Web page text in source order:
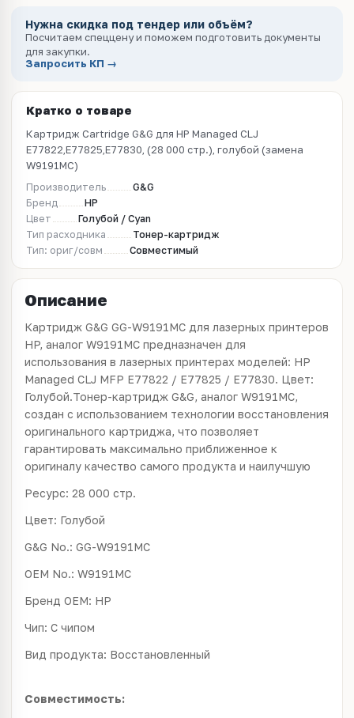
Нужна скидка под тендер или объём?
Посчитаем спеццену и поможем подготовить документы
для закупки.
Запросить КП →
Кратко о товаре
Картридж Cartridge G&G для HP Managed CLJ
E77822,E77825,E77830, (28 000 стр.), голубой (замена
W9191MC)
Производитель
G&G
Бренд
HP
Цвет
Голубой / Cyan
Тип расходника
Тонер-картридж
Тип: ориг/совм
Совместимый
Описание
Картридж G&G GG-W9191MC для лазерных принтеров
HP, аналог W9191MC предназначен для
использования в лазерных принтерах моделей: HP
Managed CLJ MFP E77822 / E77825 / E77830. Цвет:
Голубой.Тонер-картридж G&G, аналог W9191MC,
создан с использованием технологии восстановления
оригинального картриджа, что позволяет
гарантировать максимально приближенное к
оригиналу качество самого продукта и наилучшую
Ресурс: 28 000 стр.
Цвет: Голубой
G&G No.: GG-W9191MC
OEM No.: W9191MC
Бренд ОЕМ: HP
Чип: С чипом
Вид продукта: Восстановленный
Совместимость: